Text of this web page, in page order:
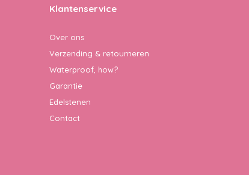
Klantenservice
Over ons
Verzending & retourneren
Waterproof, how?
Garantie
Edelstenen
Contact